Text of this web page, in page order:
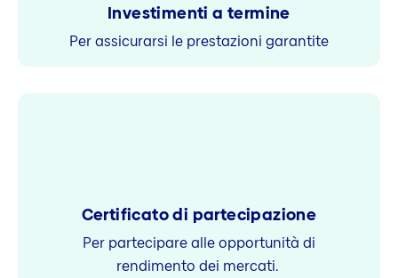
Investimenti a termine
Per assicurarsi le prestazioni garantite
Certificato di partecipazione
Per partecipare alle opportunità di
rendimento dei mercati.